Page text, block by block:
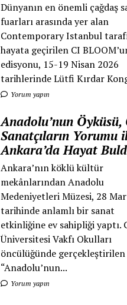
Dünyanın en önemli çağdaş
fuarları arasında yer alan
Contemporary Istanbul
hayata geçirilen CI
edisyonu, 15-19 Nisan 2026
tarihlerinde Lütfi Kırdar
Yorum yapın
Anadolu’nun Öyküsü,
Sanatçıların Yorumu
Ankara’da Hayat
Ankara’nın köklü kültür
mekânlarından Anadolu
Medeniyetleri Müzesi, 28
tarihinde anlamlı bir sanat
etkinliğine ev sahipliği yaptı.
Üniversitesi Vakfı Okulları
öncülüğünde gerçekleştirilen
“Anadolu’nun...
Yorum yapın